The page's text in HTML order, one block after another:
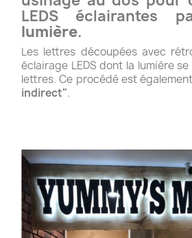
LEDS éclairantes
lumière.
Les lettres découpées avec
éclairage LEDS dont la lumière
lettres. Ce procédé est
indirect".